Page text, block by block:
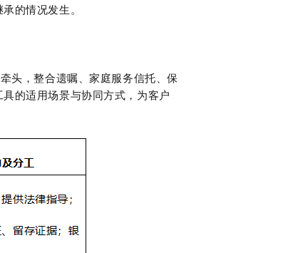
的情况发生。
头，整合遗嘱、家庭服务信托、保
的适用场景与协同方式，为客户